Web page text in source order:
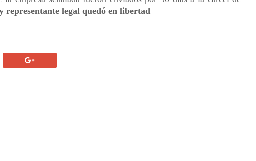
representante legal quedó en libertad.